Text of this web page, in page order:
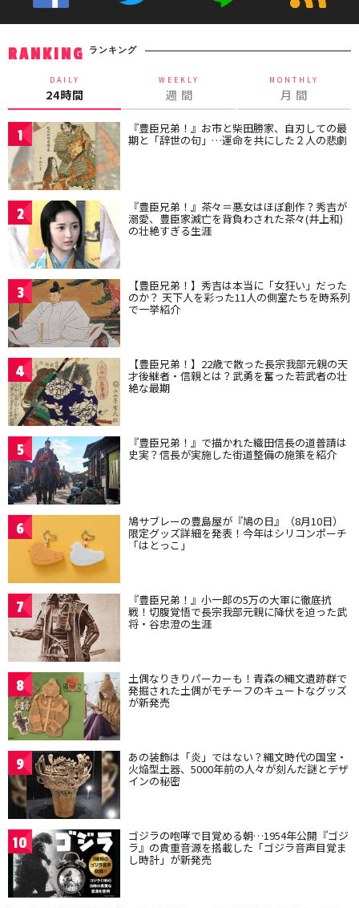
RANKING ランキング
DAILY
24時間
WEEKLY
週 間
MONTHLY
月 間
1 『豊臣兄弟！』お市と柴田勝家、自刃しての最
期と「辞世の句」…運命を共にした２人の悲劇
2 『豊臣兄弟！』茶々＝悪女はほぼ創作？秀吉が
溺愛、豊臣家滅亡を背負わされた茶々(井上和)
の壮絶すぎる生涯
3 【豊臣兄弟！】秀吉は本当に「女狂い」だった
のか？ 天下人を彩った11人の側室たちを時系列
で一挙紹介
4 【豊臣兄弟！】22歳で散った長宗我部元親の天
才後継者・信親とは？武勇を奮った若武者の壮
絶な最期
5 『豊臣兄弟！』で描かれた織田信長の道普請は
史実？信長が実施した街道整備の施策を紹介
6 鳩サブレーの豊島屋が『鳩の日』（8月10日）
限定グッズ詳細を発表！今年はシリコンポーチ
「はとっこ」
7 『豊臣兄弟！』小一郎の5万の大軍に徹底抗
戦！切腹覚悟で長宗我部元親に降伏を迫った武
将・谷忠澄の生涯
8 土偶なりきりパーカーも！青森の縄文遺跡群で
発掘された土偶がモチーフのキュートなグッズ
が新発売
9 あの装飾は「炎」ではない？縄文時代の国宝・
火焔型土器、5000年前の人々が刻んだ謎とデザ
インの秘密
10 ゴジラの咆哮で目覚める朝…1954年公開『ゴジ
ラ』の貴重音源を搭載した「ゴジラ音声目覚ま
し時計」が新発売